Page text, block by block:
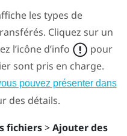
les types de
Cliquez sur un
l’icône d’info
pour
sont pris en charge.
pouvez présenter dans
des détails.
fichiers>Ajouter des